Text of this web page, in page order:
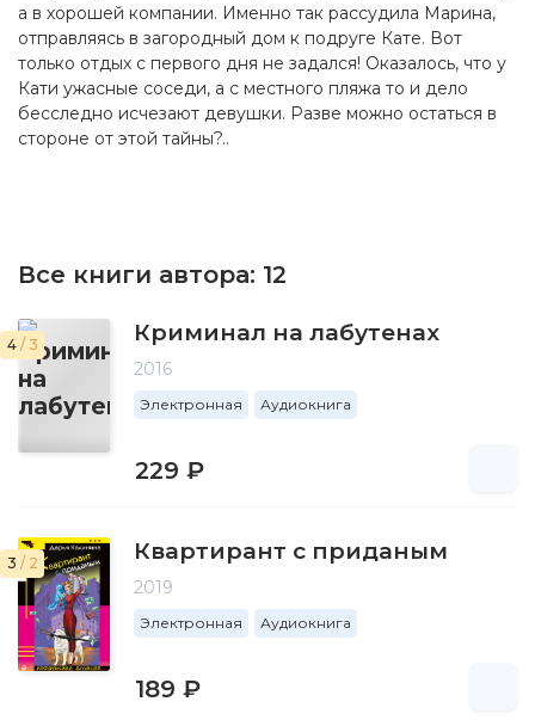
а в хорошей компании. Именно так рассудила Марина,
отправляясь в загородный дом к подруге Кате. Вот
только отдых с первого дня не задался! Оказалось, что у
Кати ужасные соседи, а с местного пляжа то и дело
бесследно исчезают девушки. Разве можно остаться в
стороне от этой тайны?..
Все книги автора: 12
4 / 3 Криминал на лабутенах
2016
Электронная Аудиокнига
229 ₽
3 / 2 Квартирант с приданым
2019
Электронная Аудиокнига
189 ₽